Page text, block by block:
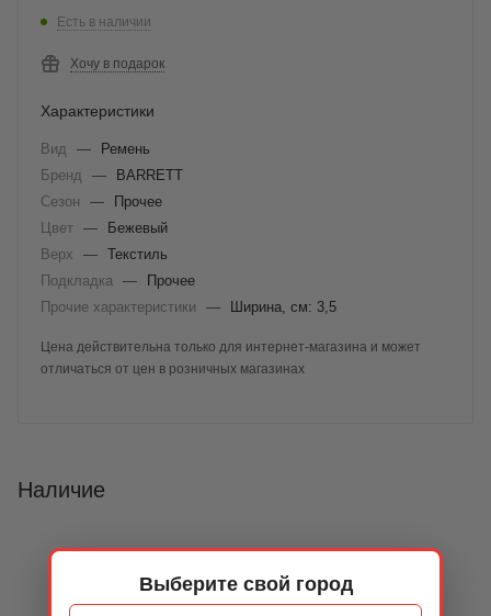
Выберите свой город
Есть в наличии
Хочу в подарок
Характеристики
Вид —
Ремень
Бренд
—
BARRETT
Сезон
—
Прочее
Цвет —
Бежевый
Верх
— Текстиль
Подкладка
—
Прочее
Прочие характеристики
— Ширина, см: 3,5
Цена действительна только для интернет-магазина и может
отличаться от цен в розничных магазинах
Наличие